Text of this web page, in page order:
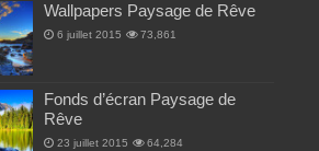
Wallpapers Paysage de Rêve
6 juillet 2015 73,861
Fonds d’écran Paysage de
Rêve
23 juillet 2015 64,284